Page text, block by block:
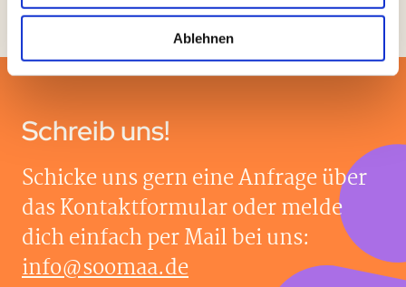
Ablehnen
Schreib uns!
Schicke uns gern eine Anfrage über
das Kontaktformular oder melde
dich einfach per Mail bei uns:
info@soomaa.de